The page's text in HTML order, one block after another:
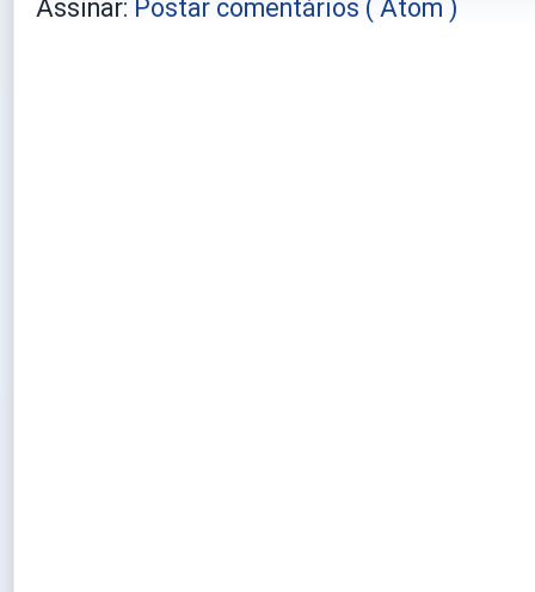
Assinar: Postar comentários ( Atom )